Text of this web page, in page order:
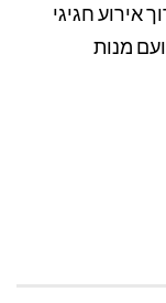
אירוע חגיגי
מנות